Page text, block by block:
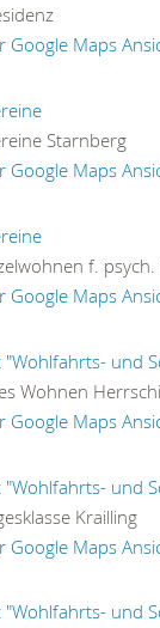
Google Maps
Starnberg
Google Maps
f. psych.
Google Maps
"Wohlfahrts- und
Wohnen
Google Maps
"Wohlfahrts- und
Krailling
Google Maps
"Wohlfahrts- und